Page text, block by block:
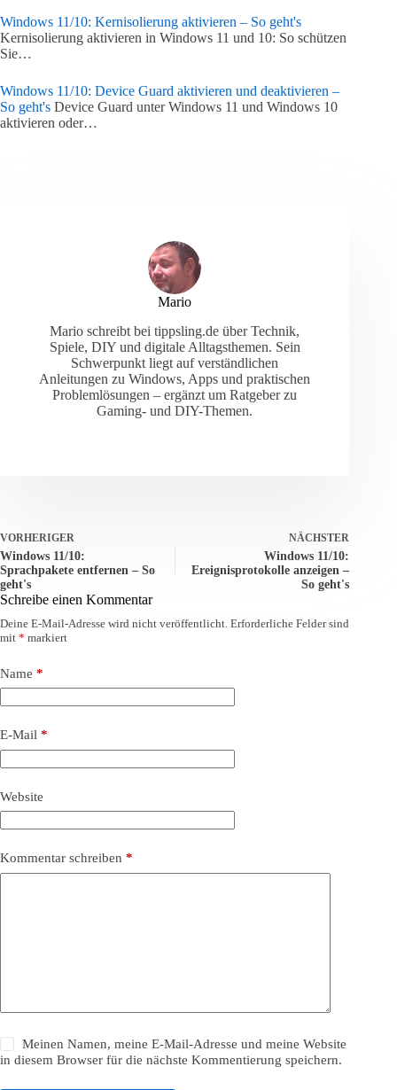
Windows 11/10: Kernisolierung aktivieren – So geht's
Kernisolierung aktivieren in Windows 11 und 10: So schützen
Sie…
Windows 11/10: Device Guard aktivieren und deaktivieren –
So geht's Device Guard unter Windows 11 und Windows 10
aktivieren oder…
Mario
Mario schreibt bei tippsling.de über Technik,
Spiele, DIY und digitale Alltagsthemen. Sein
Schwerpunkt liegt auf verständlichen
Anleitungen zu Windows, Apps und praktischen
Problemlösungen – ergänzt um Ratgeber zu
Gaming- und DIY-Themen.
VORHERIGER
Windows 11/10:
Sprachpakete entfernen – So
geht's
NÄCHSTER
Windows 11/10:
Ereignisprotokolle anzeigen –
So geht's
Schreibe einen Kommentar
Deine E-Mail-Adresse wird nicht veröffentlicht. Erforderliche Felder sind
mit * markiert
Name *
E-Mail *
Website
Kommentar schreiben *
Meinen Namen, meine E-Mail-Adresse und meine Website
in diesem Browser für die nächste Kommentierung speichern.